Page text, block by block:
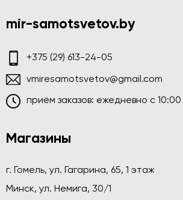
mir-samotsvetov.by
+375 (29) 613-24-05
vmiresamotsvetov@gmail.com
приём заказов: ежедневно c 10:00
Магазины
г. Гомель, ул. Гагарина, 65, 1 этаж
Минск, ул. Немига, 30/1